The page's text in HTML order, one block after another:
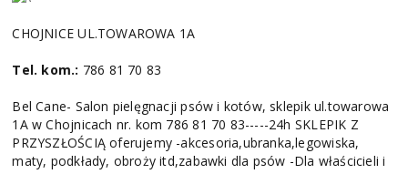
CHOJNICE UL.TOWAROWA 1A
Tel. kom.: 786 81 70 83
Bel Cane- Salon pielęgnacji psów i kotów, sklepik ul.towarowa
1A w Chojnicach nr. kom 786 81 70 83-----24h SKLEPIK Z
PRZYSZŁOŚCIĄ oferujemy -akcesoria,ubranka,legowiska,
maty, podkłady, obroży itd,zabawki dla psów -Dla właścicieli i